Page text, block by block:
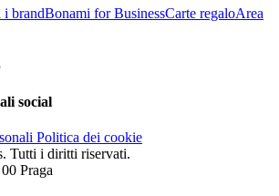
i brandBonami for BusinessCarte regaloArea
social
Politica dei cookie
Tutti i diritti riservati.
Praga